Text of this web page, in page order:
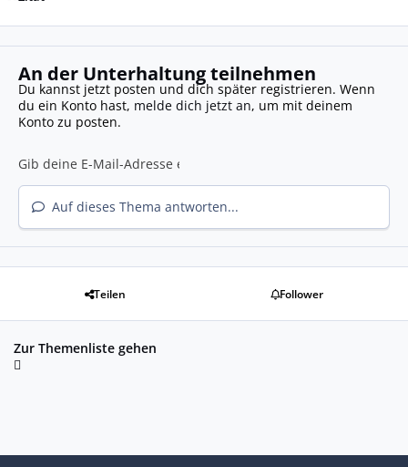
An der Unterhaltung teilnehmen
Du kannst jetzt posten und dich später registrieren. Wenn
du ein Konto hast, melde dich jetzt an, um mit deinem
Konto zu posten.
Auf dieses Thema antworten...
Teilen Follower
Zur Themenliste gehen